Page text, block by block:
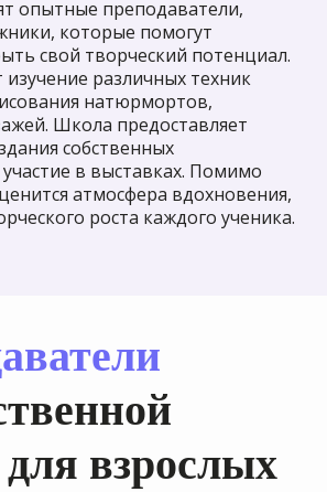
опытные преподаватели,
которые помогут
свой творческий потенциал.
различных техник
натюрмортов,
Школа предоставляет
собственных
в выставках. Помимо
атмосфера вдохновения,
роста каждого ученика.
взрослых
мы устраиваем
наших учеников
Хотите
выставках?